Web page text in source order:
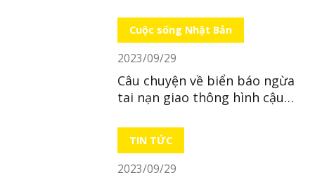
Cuộc sống Nhật Bản
2023/09/29
Câu chuyện về biển báo ngừa
tai nạn giao thông hình cậu
TIN TỨC
2023/09/29